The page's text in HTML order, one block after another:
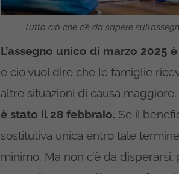
Tutto ciò che c’è da sapere
L’assegno unico di marzo 2025
e ciò vuol dire che le famiglie
altre situazioni di causa maggiore.
è stato il 28 febbraio. Se il
sostitutiva unica entro tale
minimo. Ma non c’è da disperarsi,